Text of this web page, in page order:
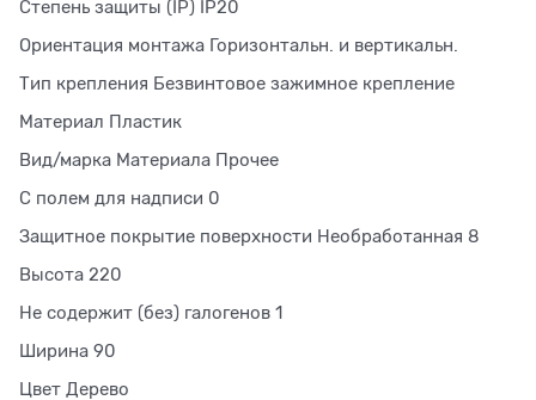
Степень защиты (IP) IP20
Ориентация монтажа Горизонтальн. и вертикальн.
Тип крепления Безвинтовое зажимное крепление
Материал Пластик
Вид/марка Материала Прочее
С полем для надписи 0
Защитное покрытие поверхности Необработанная 8
Высота 220
Не содержит (без) галогенов 1
Ширина 90
Цвет Дерево